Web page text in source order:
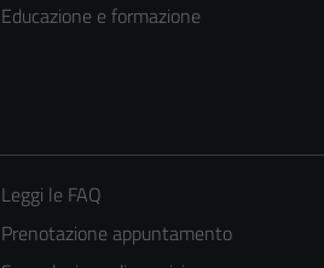
Educazione e formazione
Leggi le FAQ
Prenotazione appuntamento